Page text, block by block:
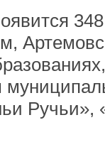
Ручьи»,